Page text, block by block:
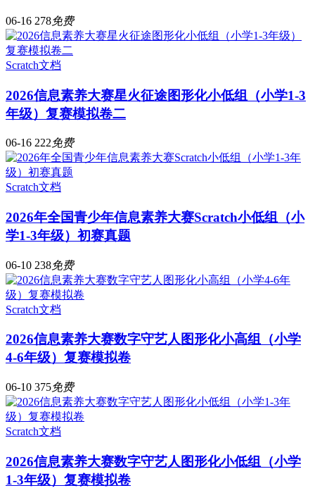
06-16 278免费
Scratch文档
2026信息素养大赛星火征途图形化小低组（小学1-3
年级）复赛模拟卷二
06-16 222免费
Scratch文档
2026年全国青少年信息素养大赛Scratch小低组（小
学1-3年级）初赛真题
06-10 238免费
Scratch文档
2026信息素养大赛数字守艺人图形化小高组（小学
4-6年级）复赛模拟卷
06-10 375免费
Scratch文档
2026信息素养大赛数字守艺人图形化小低组（小学
1-3年级）复赛模拟卷